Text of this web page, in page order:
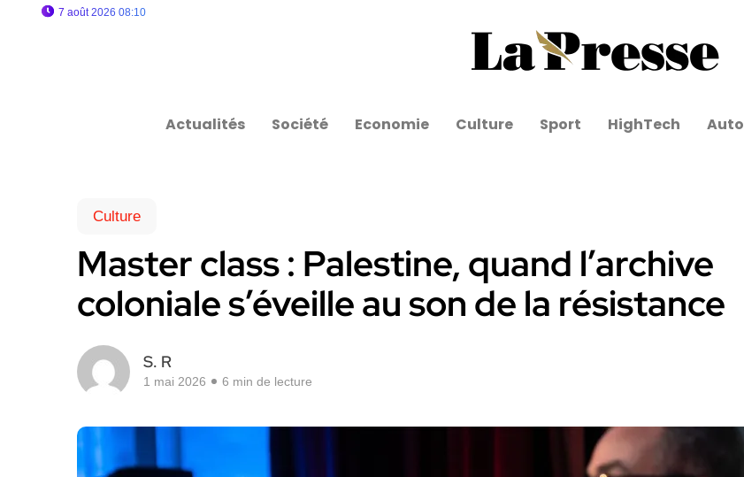
7 août 2026 08:10
Actualités Société Economie Culture Sport HighTech Auto
Culture
Master class : Palestine, quand l’archive
coloniale s’éveille au son de la résistance
S. R
1 mai 2026 6 min de lecture